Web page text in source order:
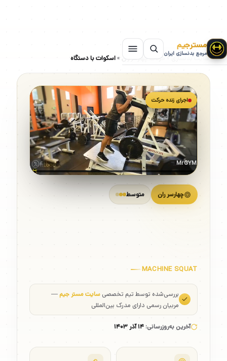
مسترجیم
مرجع بدنسازی ایران
سایت بدنسازی»حرکات چهارسر ران »اسکوات با دستگاه
چهارسر ران متوسط
MACHINE SQUAT
بررسی‌شده توسط تیم تخصصیسایت مستر جیم—
مربیان رسمی دارای مدرک بین‌المللی
آخرین به‌روزرسانی:۱۴ آذر ۱۴۰۳
اجرای زنده حرکت
MrGYM